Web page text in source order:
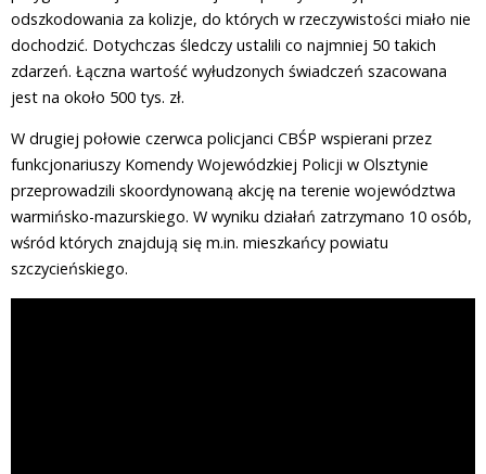
odszkodowania za kolizje, do których w rzeczywistości miało nie
dochodzić. Dotychczas śledczy ustalili co najmniej 50 takich
zdarzeń. Łączna wartość wyłudzonych świadczeń szacowana
jest na około 500 tys. zł.
W drugiej połowie czerwca policjanci CBŚP wspierani przez
funkcjonariuszy Komendy Wojewódzkiej Policji w Olsztynie
przeprowadzili skoordynowaną akcję na terenie województwa
warmińsko-mazurskiego. W wyniku działań zatrzymano 10 osób,
wśród których znajdują się m.in. mieszkańcy powiatu
szczycieńskiego.